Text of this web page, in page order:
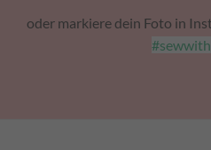
oder markiere dein Foto in